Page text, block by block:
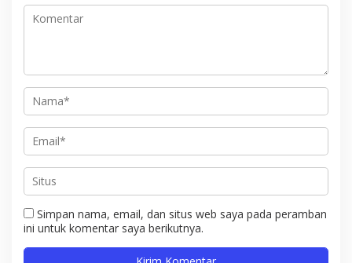
Simpan nama, email, dan situs web saya pada peramban
ini untuk komentar saya berikutnya.